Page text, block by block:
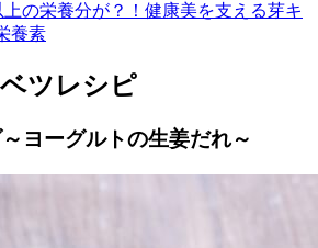
の栄養分が？！健康美を支える芽キ
養素
ツレシピ
ヨーグルトの生姜だれ～